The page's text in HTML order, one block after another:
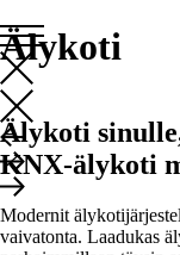
Mene
sisältöön
Älykoti
Älykoti
KNX-älykoti
Modernit
vaivatonta. Laadukas